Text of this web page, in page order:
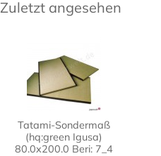
Zuletzt angesehen
Tatami-Sondermaß
(hq:green Igusa)
80.0x200.0 Beri: 7_4